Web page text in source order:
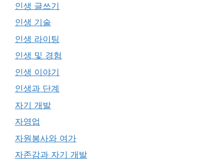
인생 글쓰기
인생 기술
인생 라이팅
인생 및 경험
인생 이야기
인생과 단계
자기 개발
자영업
자원봉사와 여가
자존감과 자기 개발